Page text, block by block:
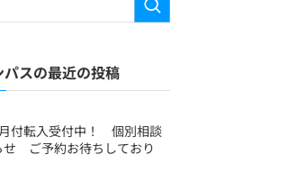
スの最近の投稿
月付転入受付中！ 個別相談
せ ご予約お待ちしており